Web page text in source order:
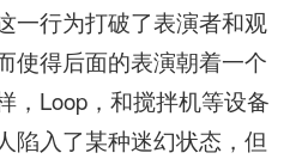
一行为打破了表演者和观
使得后面的表演朝着一个
，Loop，和搅拌机等设备
陷入了某种迷幻状态，但